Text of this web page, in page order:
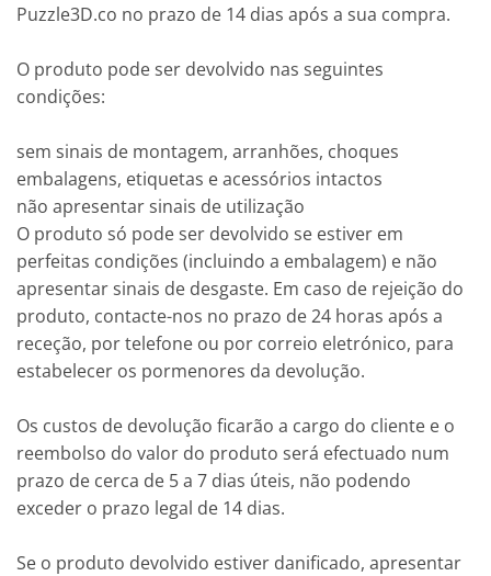
Puzzle3D.co no prazo de 14 dias após a sua compra.
O produto pode ser devolvido nas seguintes
condições:
sem sinais de montagem, arranhões, choques
embalagens, etiquetas e acessórios intactos
não apresentar sinais de utilização
O produto só pode ser devolvido se estiver em
perfeitas condições (incluindo a embalagem) e não
apresentar sinais de desgaste. Em caso de rejeição do
produto, contacte-nos no prazo de 24 horas após a
receção, por telefone ou por correio eletrónico, para
estabelecer os pormenores da devolução.
Os custos de devolução ficarão a cargo do cliente e o
reembolso do valor do produto será efectuado num
prazo de cerca de 5 a 7 dias úteis, não podendo
exceder o prazo legal de 14 dias.
Se o produto devolvido estiver danificado, apresentar